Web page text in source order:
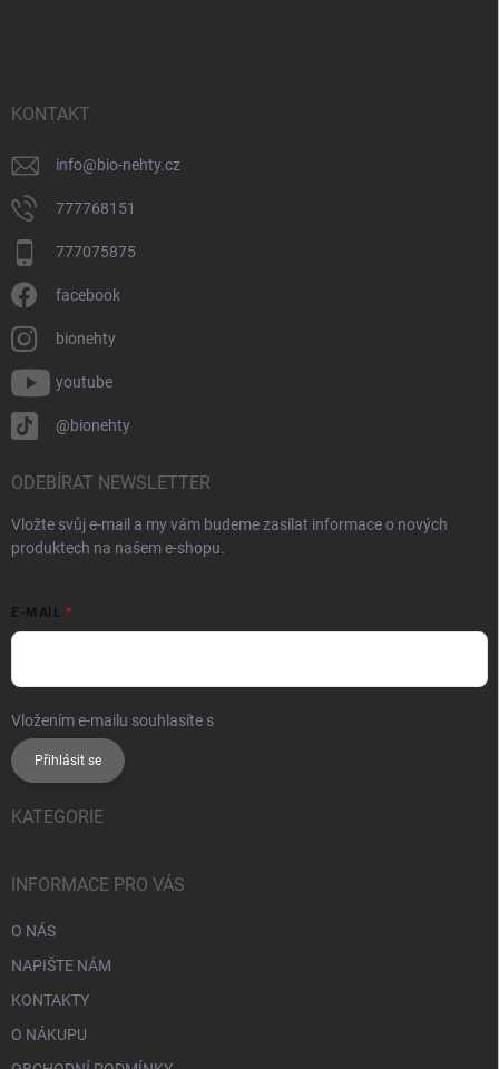
KONTAKT
info@bio-nehty.cz
777768151
777075875
facebook
bionehty
youtube
@bionehty
ODEBÍRAT NEWSLETTER
Vložte svůj e-mail a my vám budeme zasílat informace o nových
produktech na našem e-shopu.
E-MAIL
Vložením e-mailu souhlasíte s
Přihlásit se
KATEGORIE
INFORMACE PRO VÁS
O NÁS
NAPIŠTE NÁM
KONTAKTY
O NÁKUPU